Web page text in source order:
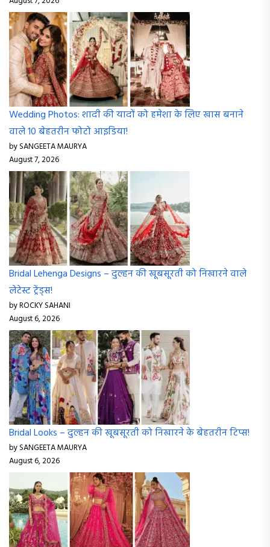
Wedding Photos: शादी की यादों को हमेशा के लिए खास बनाने
वाले 10 बेहतरीन फोटो आइडिया!
by SANGEETA MAURYA
August 7, 2026
Bridal Lehenga Designs – दुल्हन की खूबसूरती को निखारने वाले
लेटेस्ट ट्रेंड्स!
by ROCKY SAHANI
August 6, 2026
Bridal Looks – दुल्हन की खूबसूरती को निखारने के बेहतरीन टिप्स!
by SANGEETA MAURYA
August 6, 2026